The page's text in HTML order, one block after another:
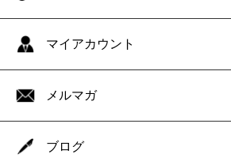
マイアカウント
メルマガ
ブログ